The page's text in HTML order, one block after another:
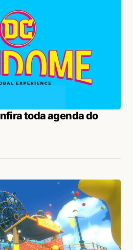
toda agenda do